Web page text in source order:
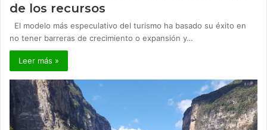
de los recursos
El modelo más especulativo del turismo ha basado su éxito en
no tener barreras de crecimiento o expansión y…
Leer más »